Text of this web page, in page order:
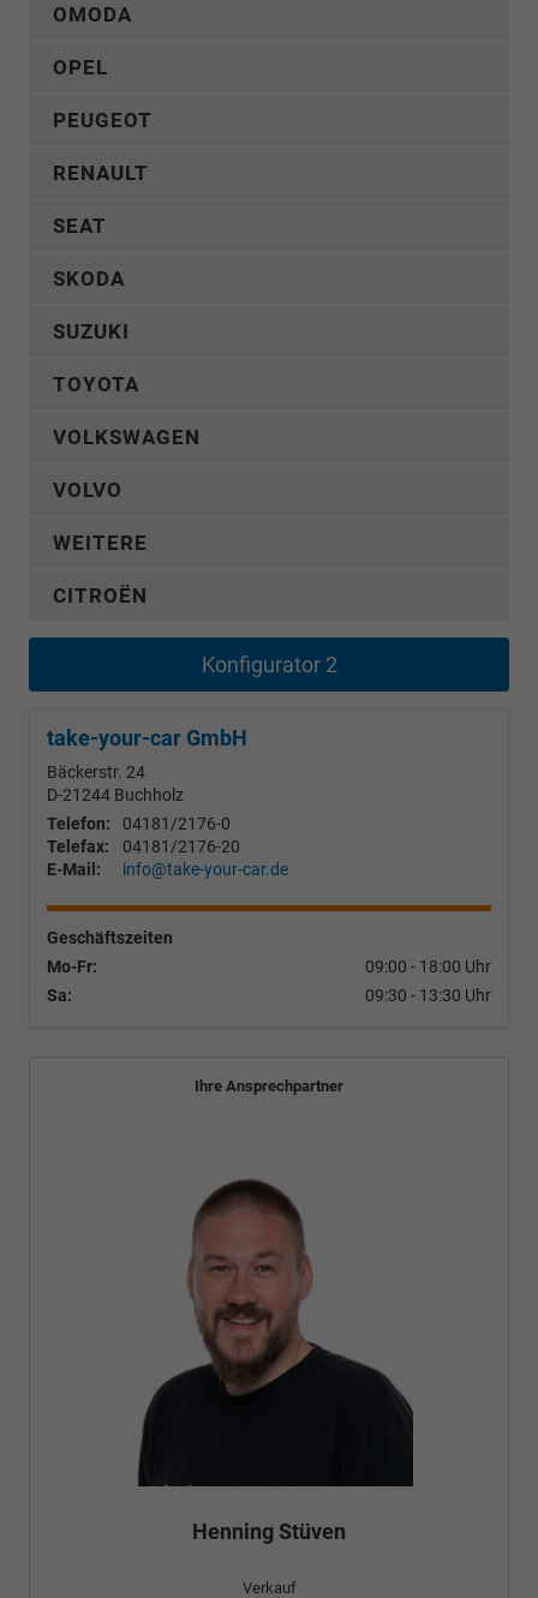
OMODA
OPEL
PEUGEOT
RENAULT
SEAT
SKODA
SUZUKI
TOYOTA
VOLKSWAGEN
VOLVO
WEITERE
CITROËN
Konfigurator 2
take-your-car GmbH
Bäckerstr. 24
D-21244 Buchholz
Telefon:
04181/2176-0
Telefax:
04181/2176-20
E-Mail:
info@take-your-car.de
Geschäftszeiten
Mo-Fr:
09:00 - 18:00 Uhr
Sa:
09:30 - 13:30 Uhr
Ihre Ansprechpartner